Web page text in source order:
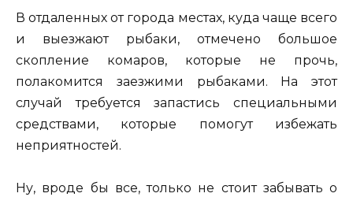
В отдаленных от города местах, куда чаще всего
и выезжают рыбаки, отмечено большое
скопление комаров, которые не прочь,
полакомится заезжими рыбаками. На этот
случай требуется запастись специальными
средствами, которые помогут избежать
неприятностей.
Ну, вроде бы все, только не стоит забывать о